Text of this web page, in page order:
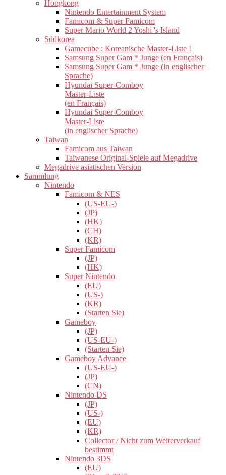
Hongkong
Nintendo Entertainment System
Famicom & Super Famicom
Super Mario World 2 Yoshi 's Island
Südkorea
Gamecube : Koreanische Master-Liste !
Samsung Super Gam * Junge (en Français)
Samsung Super Gam * Junge (in englischer
Sprache)
Hyundai Super-Comboy
Master-Liste
(en Français)
Hyundai Super-Comboy
Master-Liste
(in englischer Sprache)
Taiwan
Famicom aus Taiwan
Taiwanese Original-Spiele auf Megadrive
Megadrive asiatischen Version
Sammlung
Nintendo
Famicom & NES
(US-EU-)
(JP)
(HK)
(CH)
(KR)
Super Famicom
(JP)
(HK)
Super Nintendo
(EU)
(US-)
(KR)
(Starten Sie)
Gameboy
(JP)
(US-EU-)
(Starten Sie)
Gameboy Advance
(US-EU-)
(JP)
(CN)
Nintendo DS
(JP)
(US-)
(EU)
(KR)
Collector / Nicht zum Weiterverkauf
bestimmt
Nintendo 3DS
(EU)